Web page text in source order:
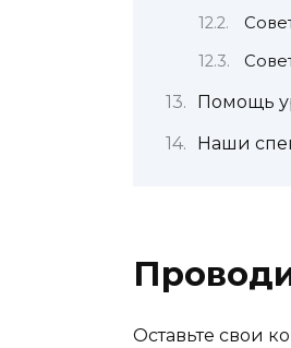
Помощь
Наши
Оставьте свои